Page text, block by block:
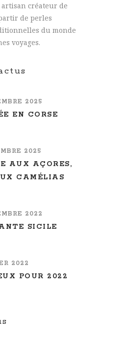
artisan créateur de
de perles
du monde
voyages.
2025
EN CORSE
2025
AUX AÇORES,
CAMÉLIAS
2022
SICILE
2022
POUR 2022